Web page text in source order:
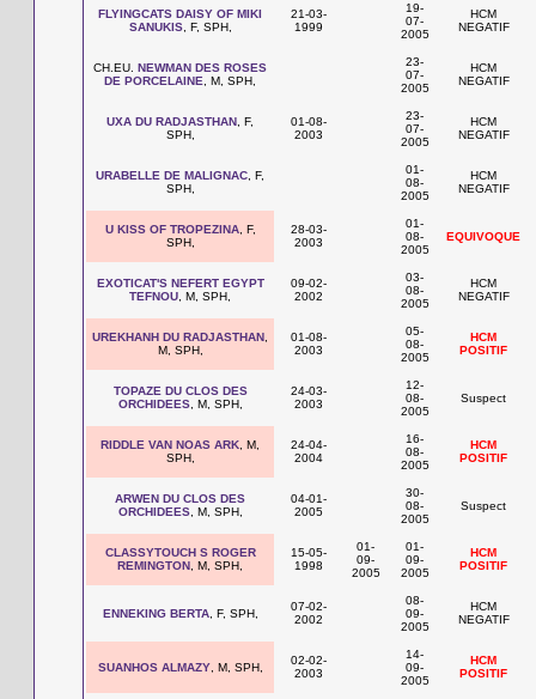
FLYINGCATS DAISY OF MIKI
SANUKIS, F, SPH,
21-03-
1999
19-
07-
2005
HCM
NEGATIF
CH.EU. NEWMAN DES ROSES
DE PORCELAINE , M, SPH,
23-
07-
2005
HCM
NEGATIF
UXA DU RADJASTHAN , F,
SPH,
01-08-
2003
23-
07-
2005
HCM
NEGATIF
URABELLE DE MALIGNAC , F,
SPH,
01-
08-
2005
HCM
NEGATIF
U KISS OF TROPEZINA, F,
SPH,
28-03-
2003
01-
08-
2005
EQUIVOQUE
EXOTICAT'S NEFERT EGYPT
TEFNOU , M, SPH,
09-02-
2002
03-
08-
2005
HCM
NEGATIF
UREKHANH DU RADJASTHAN
M, SPH,
01-08-
2003
05-
08-
2005
HCM
POSITIF
TOPAZE DU CLOS DES
ORCHIDEES, M, SPH,
24-03-
2003
12-
08-
2005
Suspect
RIDDLE VAN NOAS ARK , M,
SPH,
24-04-
2004
16-
08-
2005
HCM
POSITIF
ARWEN DU CLOS DES
ORCHIDEES, M, SPH,
04-01-
2005
30-
08-
2005
Suspect
CLASSYTOUCH S ROGER
REMINGTON , M, SPH,
15-05-
1998
01-
09-
2005
01-
09-
2005
HCM
POSITIF
ENNEKING BERTA, F, SPH,
07-02-
2002
08-
09-
2005
HCM
NEGATIF
SUANHOS ALMAZY, M, SPH,
02-02-
2003
14-
09-
2005
HCM
POSITIF